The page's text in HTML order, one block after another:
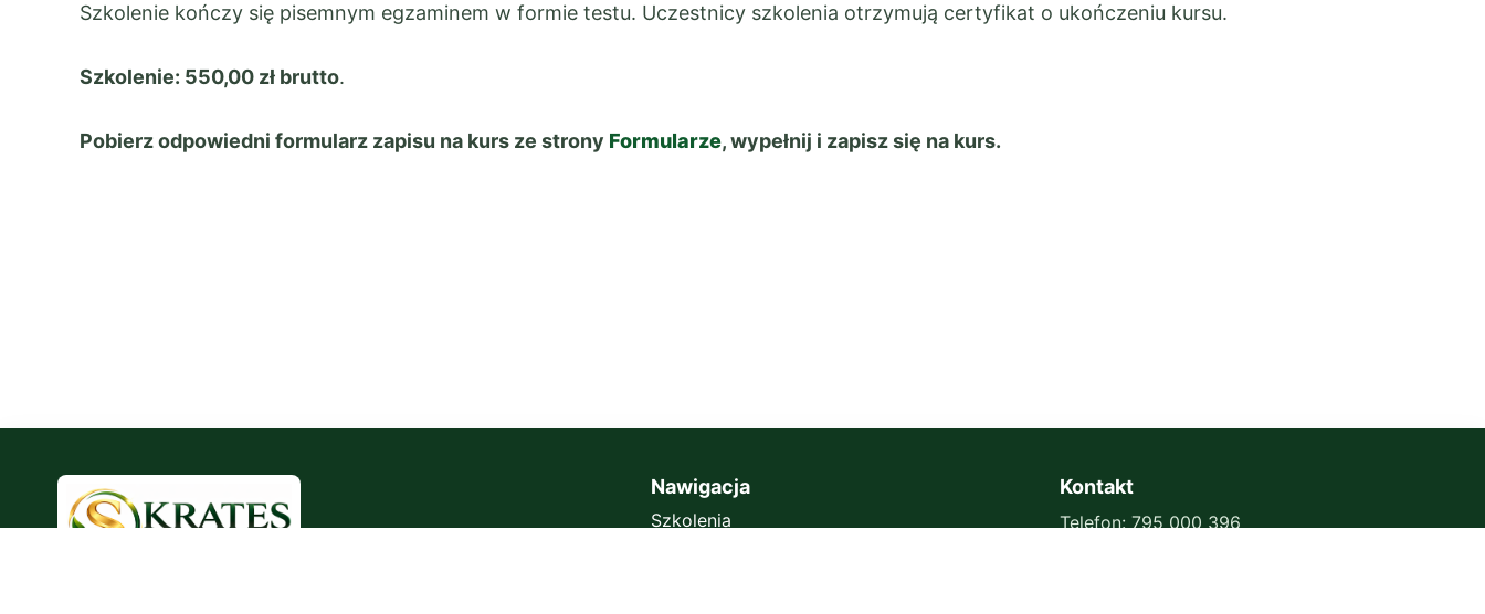
Szkolenie kończy się pisemnym egzaminem w formie testu. Uczestnicy szkolenia otrzymują certyfikat o ukończeniu kursu.
Szkolenie: 550,00 zł brutto.
Pobierz odpowiedni formularz zapisu na kurs ze strony Formularze, wypełnij i zapisz się na kurs.
Nawigacja
Szkolenia
Kontakt
Telefon: 795 000 396